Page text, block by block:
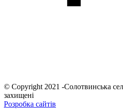
© Copyright 2021 -Солотвинська
захищені
Розробка сайтів